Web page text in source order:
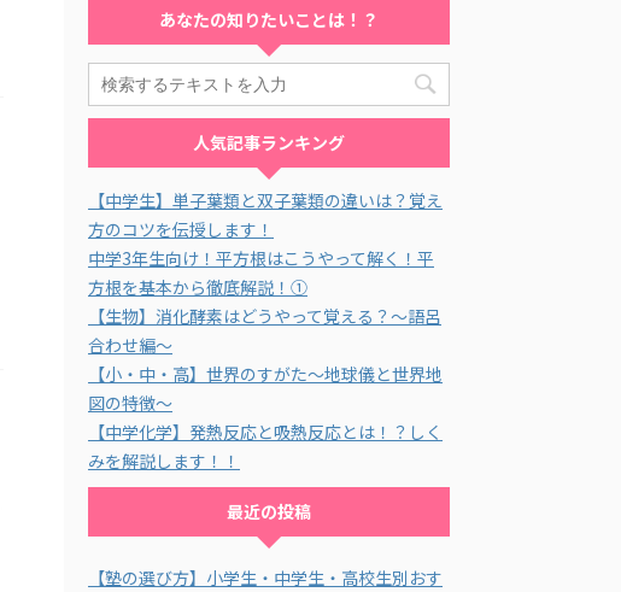
あなたの知りたいことは！？
人気記事ランキング
【中学生】単子葉類と双子葉類の違いは？覚え
方のコツを伝授します！
中学3年生向け！平方根はこうやって解く！平
方根を基本から徹底解説！①
【生物】消化酵素はどうやって覚える？～語呂
合わせ編～
【小・中・高】世界のすがた～地球儀と世界地
図の特徴～
【中学化学】発熱反応と吸熱反応とは！？しく
みを解説します！！
最近の投稿
【塾の選び方】小学生・中学生・高校生別おす